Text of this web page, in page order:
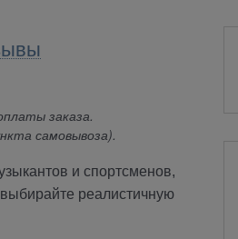
заказа.
самовывоза).
и спортсменов,
реалистичную